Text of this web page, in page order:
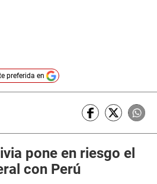
preferida en
pone en riesgo el
con Perú